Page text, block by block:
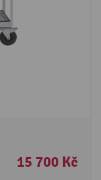
15 700 Kč